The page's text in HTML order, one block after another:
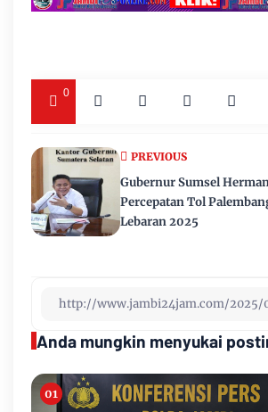
0
PREVIOUS
Gubernur Sumsel
Percepatan Tol
Lebaran 2025
Anda mungkin menyukai